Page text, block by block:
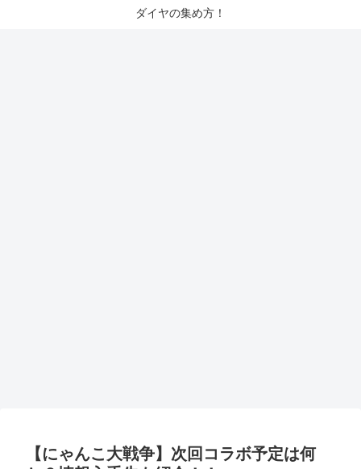
ダイヤの集め方！
【にゃんこ大戦争】次回コラボ予定は何